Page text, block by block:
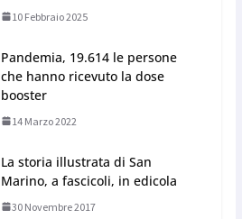
10 Febbraio 2025
Pandemia, 19.614 le persone
che hanno ricevuto la dose
booster
14 Marzo 2022
La storia illustrata di San
Marino, a fascicoli, in edicola
30 Novembre 2017